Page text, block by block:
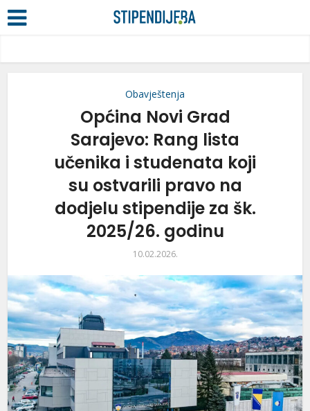
Obavještenja
Općina Novi Grad
Sarajevo: Rang lista
učenika i studenata koji
su ostvarili pravo na
dodjelu stipendije za šk.
2025/26. godinu
10.02.2026.